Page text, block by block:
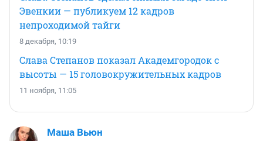
Эвенкии — публикуем 12 кадров
непроходимой тайги
8 декабря, 10:19
Слава Степанов показал Академгородок с
высоты — 15 головокружительных кадров
11 ноября, 11:05
Маша Вьюн